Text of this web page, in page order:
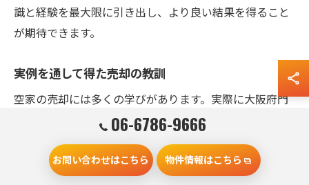
識と経験を最大限に引き出し、より良い結果を得ること
が期待できます。
実例を通して得た売却の教訓
空家の売却には多くの学びがあります。実際に大阪府門
真市で売却を経験した方々の話を振り返ると、迅速な売
件の状態を整え、適切な価格設定を行うことが求められ
ます。また、地元の不動産市況を理解し、タイミングを
06-6786-9666
お問い合わせはこちら 物件情報はこちら